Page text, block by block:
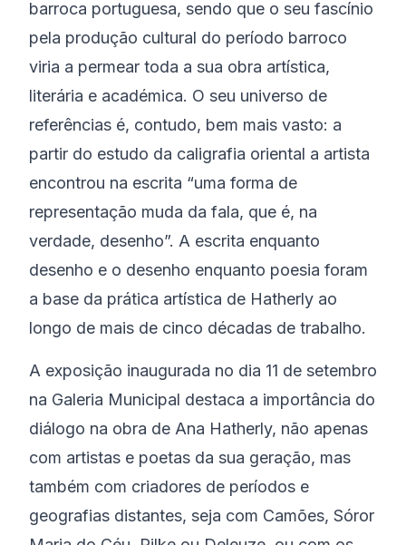
barroca portuguesa, sendo que o seu fascínio
pela produção cultural do período barroco
viria a permear toda a sua obra artística,
literária e académica. O seu universo de
referências é, contudo, bem mais vasto: a
partir do estudo da caligrafia oriental a artista
encontrou na escrita “uma forma de
representação muda da fala, que é, na
verdade, desenho”. A escrita enquanto
desenho e o desenho enquanto poesia foram
a base da prática artística de Hatherly ao
longo de mais de cinco décadas de trabalho.
A exposição inaugurada no dia 11 de setembro
na Galeria Municipal destaca a importância do
diálogo na obra de Ana Hatherly, não apenas
com artistas e poetas da sua geração, mas
também com criadores de períodos e
geografias distantes, seja com Camões, Sóror